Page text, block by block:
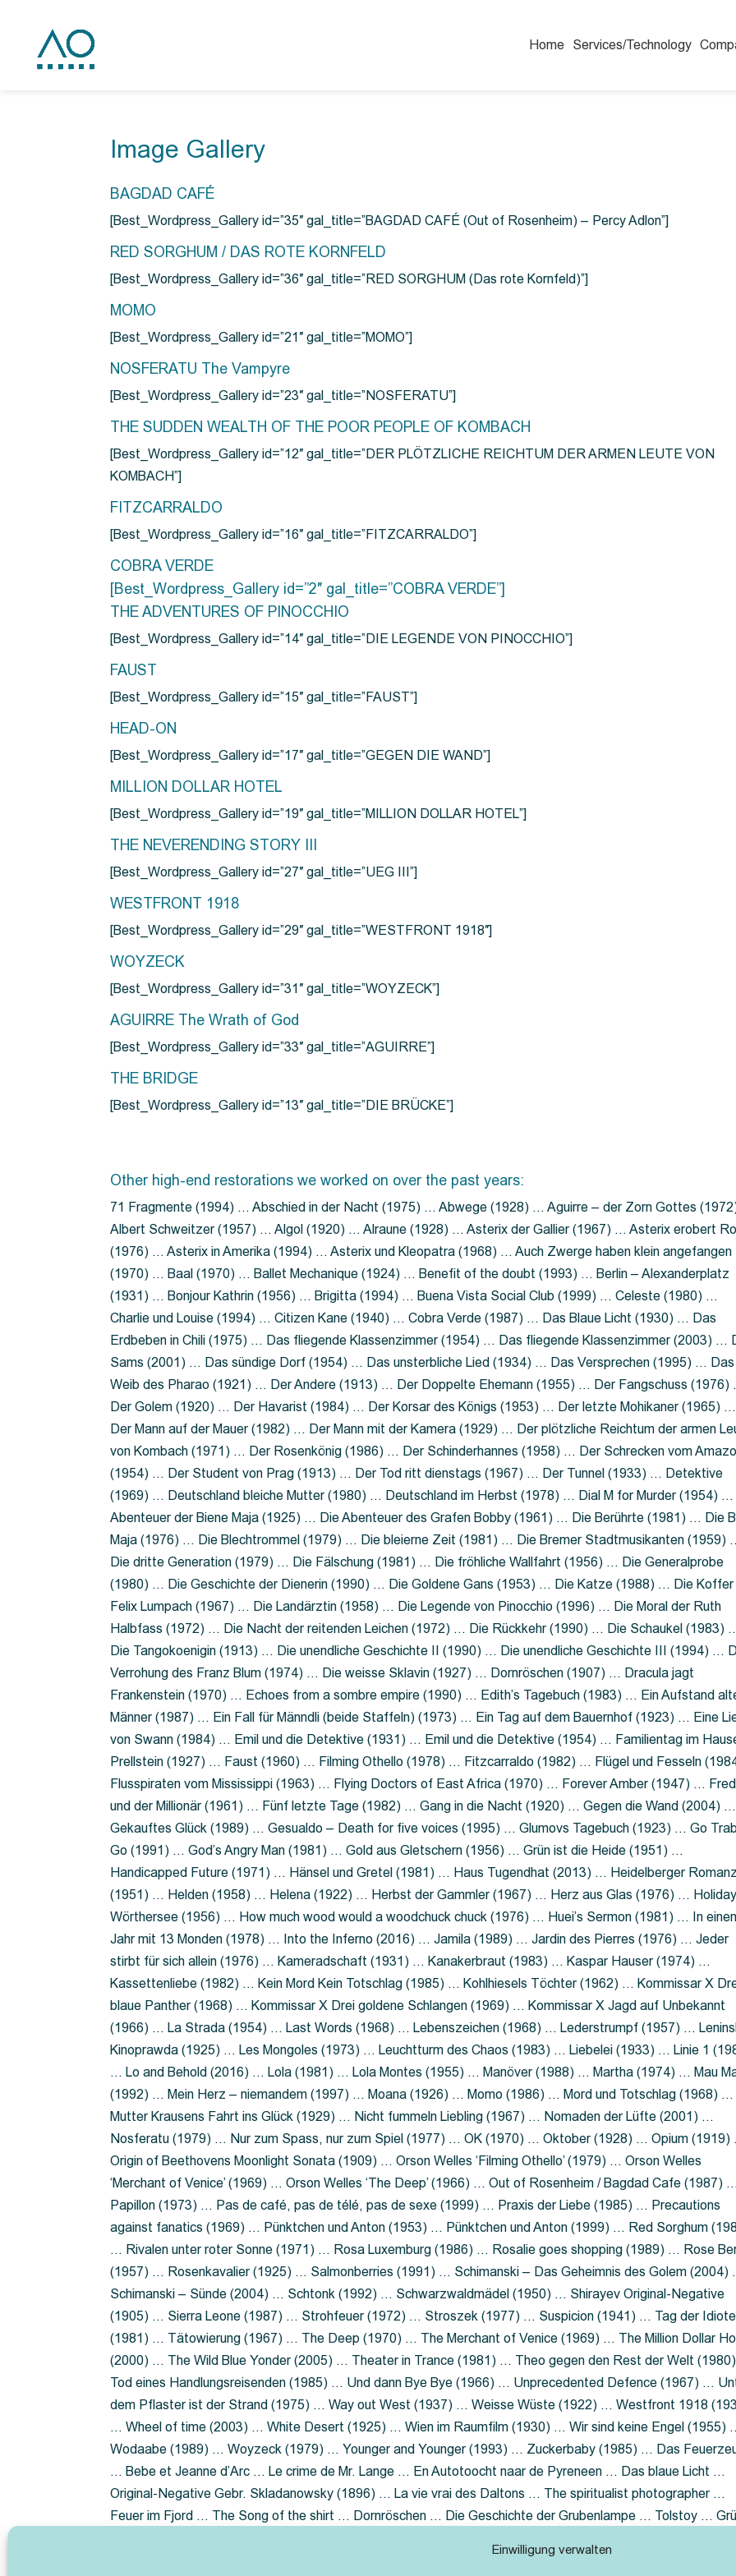
Einwilligung verwalten
Home Services/Technology
Image Gallery
BAGDAD CAFÉ
[Best_Wordpress_Gallery id=”35″ gal_title=”BAGDAD CAFÉ (Out of Rosenheim) – Percy Adlon”]
RED SORGHUM / DAS ROTE KORNFELD
[Best_Wordpress_Gallery id=”36″ gal_title=”RED SORGHUM (Das rote Kornfeld)”]
MOMO
[Best_Wordpress_Gallery id=”21″ gal_title=”MOMO”]
NOSFERATU The Vampyre
[Best_Wordpress_Gallery id=”23″ gal_title=”NOSFERATU”]
THE SUDDEN WEALTH OF THE POOR PEOPLE OF KOMBACH
[Best_Wordpress_Gallery id=”12″ gal_title=”DER PLÖTZLICHE REICHTUM DER ARMEN LEUTE VON
KOMBACH”]
FITZCARRALDO
[Best_Wordpress_Gallery id=”16″ gal_title=”FITZCARRALDO”]
COBRA VERDE
[Best_Wordpress_Gallery id=”2″ gal_title=”COBRA VERDE”]
THE ADVENTURES OF PINOCCHIO
[Best_Wordpress_Gallery id=”14″ gal_title=”DIE LEGENDE VON PINOCCHIO”]
FAUST
[Best_Wordpress_Gallery id=”15″ gal_title=”FAUST”]
HEAD-ON
[Best_Wordpress_Gallery id=”17″ gal_title=”GEGEN DIE WAND”]
MILLION DOLLAR HOTEL
[Best_Wordpress_Gallery id=”19″ gal_title=”MILLION DOLLAR HOTEL”]
THE NEVERENDING STORY III
[Best_Wordpress_Gallery id=”27″ gal_title=”UEG III”]
WESTFRONT 1918
[Best_Wordpress_Gallery id=”29″ gal_title=”WESTFRONT 1918″]
WOYZECK
[Best_Wordpress_Gallery id=”31″ gal_title=”WOYZECK”]
AGUIRRE The Wrath of God
[Best_Wordpress_Gallery id=”33″ gal_title=”AGUIRRE”]
THE BRIDGE
[Best_Wordpress_Gallery id=”13″ gal_title=”DIE BRÜCKE”]
Other high-end restorations we worked on over the past years:
71 Fragmente (1994) … Abschied in der Nacht (1975) … Abwege (1928) … Aguirre – der Zorn Gottes
Albert Schweitzer (1957) … Algol (1920) … Alraune (1928) … Asterix der Gallier (1967) … Asterix erobert
(1976) … Asterix in Amerika (1994) … Asterix und Kleopatra (1968) … Auch Zwerge haben klein angefangen
(1970) … Baal (1970) … Ballet Mechanique (1924) … Benefit of the doubt (1993) … Berlin – Alexanderplatz
(1931) … Bonjour Kathrin (1956) … Brigitta (1994) … Buena Vista Social Club (1999) … Celeste (1980) …
Charlie und Louise (1994) … Citizen Kane (1940) … Cobra Verde (1987) … Das Blaue Licht (1930) … Das
Erdbeben in Chili (1975) … Das fliegende Klassenzimmer (1954) … Das fliegende Klassenzimmer (2003) …
Sams (2001) … Das sündige Dorf (1954) … Das unsterbliche Lied (1934) … Das Versprechen (1995) … Das
Weib des Pharao (1921) … Der Andere (1913) … Der Doppelte Ehemann (1955) … Der Fangschuss (1976)
Der Golem (1920) … Der Havarist (1984) … Der Korsar des Königs (1953) … Der letzte Mohikaner (1965) …
Der Mann auf der Mauer (1982) … Der Mann mit der Kamera (1929) … Der plötzliche Reichtum der armen
von Kombach (1971) … Der Rosenkönig (1986) … Der Schinderhannes (1958) … Der Schrecken vom
(1954) … Der Student von Prag (1913) … Der Tod ritt dienstags (1967) … Der Tunnel (1933) … Detektive
(1969) … Deutschland bleiche Mutter (1980) … Deutschland im Herbst (1978) … Dial M for Murder (1954) …
Abenteuer der Biene Maja (1925) … Die Abenteuer des Grafen Bobby (1961) … Die Berührte (1981) … Die
Maja (1976) … Die Blechtrommel (1979) … Die bleierne Zeit (1981) … Die Bremer Stadtmusikanten (1959)
Die dritte Generation (1979) … Die Fälschung (1981) … Die fröhliche Wallfahrt (1956) … Die Generalprobe
(1980) … Die Geschichte der Dienerin (1990) … Die Goldene Gans (1953) … Die Katze (1988) … Die Koffer
Felix Lumpach (1967) … Die Landärztin (1958) … Die Legende von Pinocchio (1996) … Die Moral der Ruth
Halbfass (1972) … Die Nacht der reitenden Leichen (1972) … Die Rückkehr (1990) … Die Schaukel (1983)
Die Tangokoenigin (1913) … Die unendliche Geschichte II (1990) … Die unendliche Geschichte III (1994) …
Verrohung des Franz Blum (1974) … Die weisse Sklavin (1927) … Dornröschen (1907) … Dracula jagt
Frankenstein (1970) … Echoes from a sombre empire (1990) … Edith’s Tagebuch (1983) … Ein Aufstand
Männer (1987) … Ein Fall für Männdli (beide Staffeln) (1973) … Ein Tag auf dem Bauernhof (1923) … Eine
von Swann (1984) … Emil und die Detektive (1931) … Emil und die Detektive (1954) … Familientag im
Prellstein (1927) … Faust (1960) … Filming Othello (1978) … Fitzcarraldo (1982) … Flügel und Fesseln
Flusspiraten vom Mississippi (1963) … Flying Doctors of East Africa (1970) … Forever Amber (1947) …
und der Millionär (1961) … Fünf letzte Tage (1982) … Gang in die Nacht (1920) … Gegen die Wand (2004) …
Gekauftes Glück (1989) … Gesualdo – Death for five voices (1995) … Glumovs Tagebuch (1923) … Go
Go (1991) … God’s Angry Man (1981) … Gold aus Gletschern (1956) … Grün ist die Heide (1951) …
Handicapped Future (1971) … Hänsel und Gretel (1981) … Haus Tugendhat (2013) … Heidelberger
(1951) … Helden (1958) … Helena (1922) … Herbst der Gammler (1967) … Herz aus Glas (1976) …
Wörthersee (1956) … How much wood would a woodchuck chuck (1976) … Huei’s Sermon (1981) … In
Jahr mit 13 Monden (1978) … Into the Inferno (2016) … Jamila (1989) … Jardin des Pierres (1976) … Jeder
stirbt für sich allein (1976) … Kameradschaft (1931) … Kanakerbraut (1983) … Kaspar Hauser (1974) …
Kassettenliebe (1982) … Kein Mord Kein Totschlag (1985) … Kohlhiesels Töchter (1962) … Kommissar X
blaue Panther (1968) … Kommissar X Drei goldene Schlangen (1969) … Kommissar X Jagd auf Unbekannt
(1966) … La Strada (1954) … Last Words (1968) … Lebenszeichen (1968) … Lederstrumpf (1957) …
Kinoprawda (1925) … Les Mongoles (1973) … Leuchtturm des Chaos (1983) … Liebelei (1933) … Linie 1
… Lo and Behold (2016) … Lola (1981) … Lola Montes (1955) … Manöver (1988) … Martha (1974) … Mau
(1992) … Mein Herz – niemandem (1997) … Moana (1926) … Momo (1986) … Mord und Totschlag (1968) …
Mutter Krausens Fahrt ins Glück (1929) … Nicht fummeln Liebling (1967) … Nomaden der Lüfte (2001) …
Nosferatu (1979) … Nur zum Spass, nur zum Spiel (1977) … OK (1970) … Oktober (1928) … Opium (1919)
Origin of Beethovens Moonlight Sonata (1909) … Orson Welles ‘Filming Othello’ (1979) … Orson Welles
‘Merchant of Venice’ (1969) … Orson Welles ‘The Deep’ (1966) … Out of Rosenheim / Bagdad Cafe (1987) …
Papillon (1973) … Pas de café, pas de télé, pas de sexe (1999) … Praxis der Liebe (1985) … Precautions
against fanatics (1969) … Pünktchen und Anton (1953) … Pünktchen und Anton (1999) … Red Sorghum
… Rivalen unter roter Sonne (1971) … Rosa Luxemburg (1986) … Rosalie goes shopping (1989) … Rose
(1957) … Rosenkavalier (1925) … Salmonberries (1991) … Schimanski – Das Geheimnis des Golem (2004)
Schimanski – Sünde (2004) … Schtonk (1992) … Schwarzwaldmädel (1950) … Shirayev Original-Negative
(1905) … Sierra Leone (1987) … Strohfeuer (1972) … Stroszek (1977) … Suspicion (1941) … Tag der
(1981) … Tätowierung (1967) … The Deep (1970) … The Merchant of Venice (1969) … The Million Dollar
(2000) … The Wild Blue Yonder (2005) … Theater in Trance (1981) … Theo gegen den Rest der Welt
Tod eines Handlungsreisenden (1985) … Und dann Bye Bye (1966) … Unprecedented Defence (1967) …
dem Pflaster ist der Strand (1975) … Way out West (1937) … Weisse Wüste (1922) … Westfront 1918
… Wheel of time (2003) … White Desert (1925) … Wien im Raumfilm (1930) … Wir sind keine Engel (1955)
Wodaabe (1989) … Woyzeck (1979) … Younger and Younger (1993) … Zuckerbaby (1985) … Das
… Bebe et Jeanne d’Arc … Le crime de Mr. Lange … En Autotoocht naar de Pyreneen … Das blaue Licht …
Original-Negative Gebr. Skladanowsky (1896) … La vie vrai des Daltons … The spiritualist photographer …
Feuer im Fjord … The Song of the shirt … Dornröschen … Die Geschichte der Grubenlampe … Tolstoy …